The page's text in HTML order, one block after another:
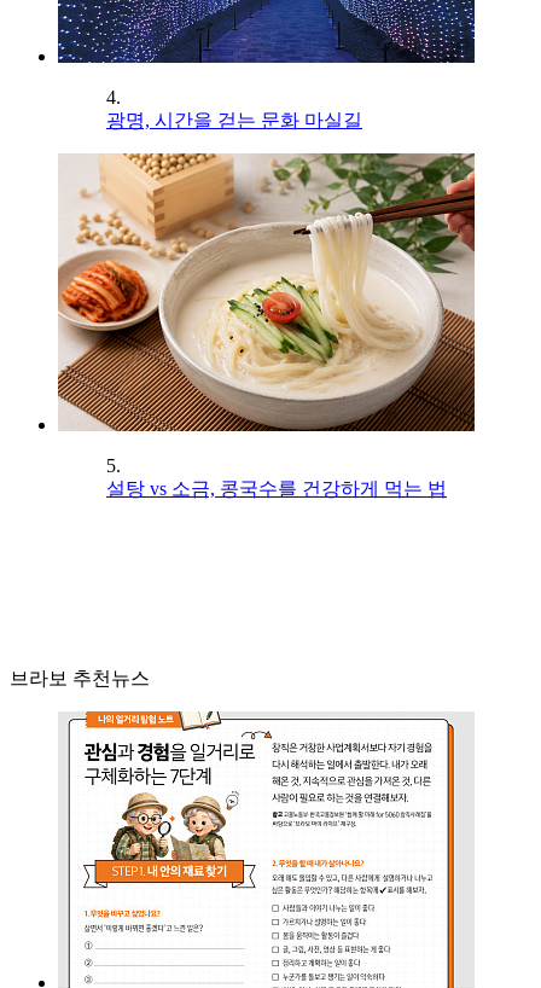
4.
광명, 시간을 걷는 문화 마실길
5.
설탕 vs 소금, 콩국수를 건강하게 먹는 법
브라보 추천뉴스